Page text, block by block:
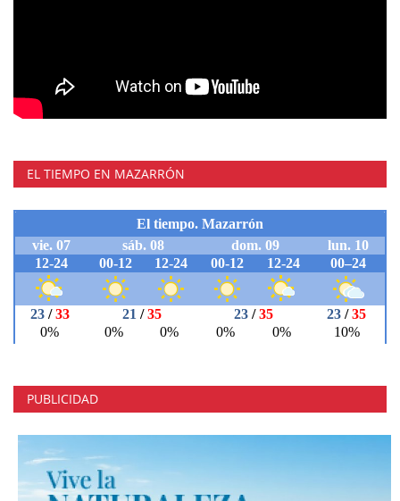
EL TIEMPO EN MAZARRÓN
PUBLICIDAD